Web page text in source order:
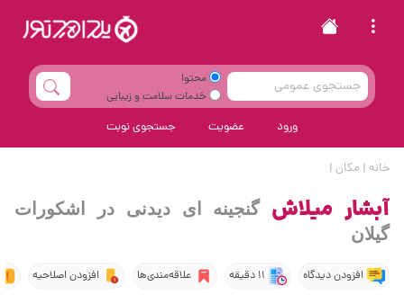
محتوا
خدمات سلامت و زیبایی
ورود عضویت جستجوی نوبت
خانه | مکان |
آبشار میلاشگنجینه ای دیدنی در اشکورات
گیلان
افزودن دیدگاه 11 دقیقه علاقه‌مندی‌ها افزودن اصلاحیه